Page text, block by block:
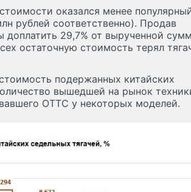
оказался менее
рублей соответственно). Продав
доплатить 29,7% от вырученной
остаточную стоимость терял
подержанных китайских
вышедшей на рынок
ОТТС у некоторых моделей.